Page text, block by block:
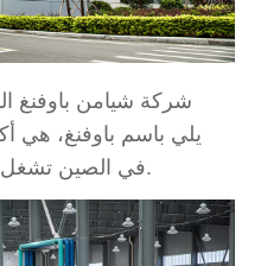
شركة شيامن باوفنغ
يلي باسم باوفنغ، هي
في الصينتشغل مساحة تزيد عن 60 فدانًا.